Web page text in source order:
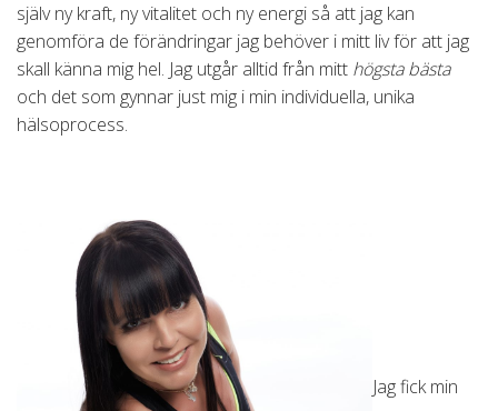
själv ny kraft, ny vitalitet och ny energi så att jag kan
genomföra de förändringar jag behöver i mitt liv för att jag
skall känna mig hel. Jag utgår alltid från mitt högsta bästa
och det som gynnar just mig i min individuella, unika
hälsoprocess.
Jag fick min